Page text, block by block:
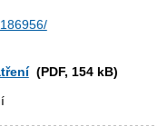
(PDF, 154 kB)